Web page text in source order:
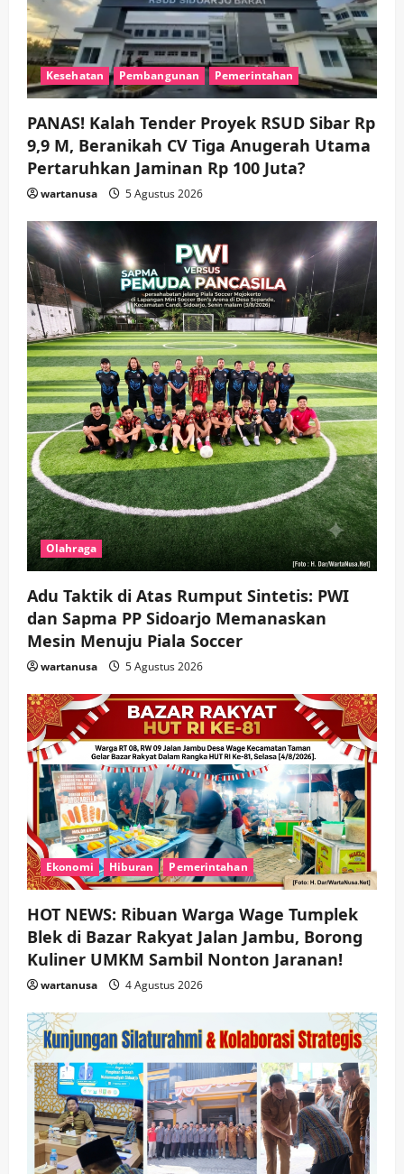
Kesehatan Pembangunan Pemerintahan
PANAS! Kalah Tender Proyek RSUD Sibar Rp
9,9 M, Beranikah CV Tiga Anugerah Utama
Pertaruhkan Jaminan Rp 100 Juta?
wartanusa 5 Agustus 2026
Olahraga
Adu Taktik di Atas Rumput Sintetis: PWI
dan Sapma PP Sidoarjo Memanaskan
Mesin Menuju Piala Soccer
wartanusa 5 Agustus 2026
Ekonomi Hiburan Pemerintahan
HOT NEWS: Ribuan Warga Wage Tumplek
Blek di Bazar Rakyat Jalan Jambu, Borong
Kuliner UMKM Sambil Nonton Jaranan!
wartanusa 4 Agustus 2026